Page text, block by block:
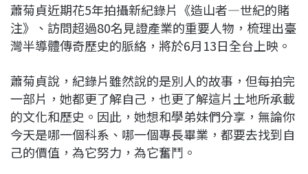
蕭菊貞近期花5年拍攝新紀錄片《造山者—世紀的賭
注》、訪問超過80名見證產業的重要人物，梳理出臺
灣半導體傳奇歷史的脈絡，將於6月13日全台上映。
蕭菊貞說，紀錄片雖然說的是別人的故事，但每拍完
一部片，她都更了解自己，也更了解這片土地所承載
的文化和歷史。因此，她想和學弟妹們分享，無論你
今天是哪一個科系、哪一個專長畢業，都要去找到自
己的價值，為它努力，為它奮鬥。